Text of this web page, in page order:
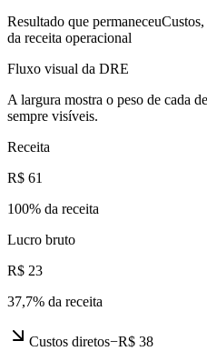
Resultado que permaneceuCustos,
da receita operacional
Fluxo visual da DRE
A largura mostra o peso de cada
sempre visíveis.
Receita
R$ 61
100% da receita
Lucro bruto
R$ 23
37,7% da receita
Custos diretos−R$ 38